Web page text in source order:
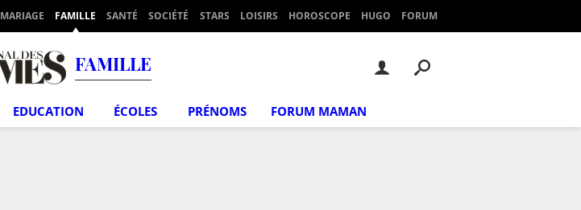
MARIAGE FAMILLE SANTÉ SOCIÉTÉ STARS LOISIRS HOROSCOPE HUGO FORUM
FAMILLE
EDUCATION ÉCOLES PRÉNOMS FORUM MAMAN